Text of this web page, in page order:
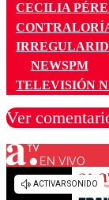
CECILIA
NEWSPM
TELEVISIÓN
Ver
Los
EN VIVO